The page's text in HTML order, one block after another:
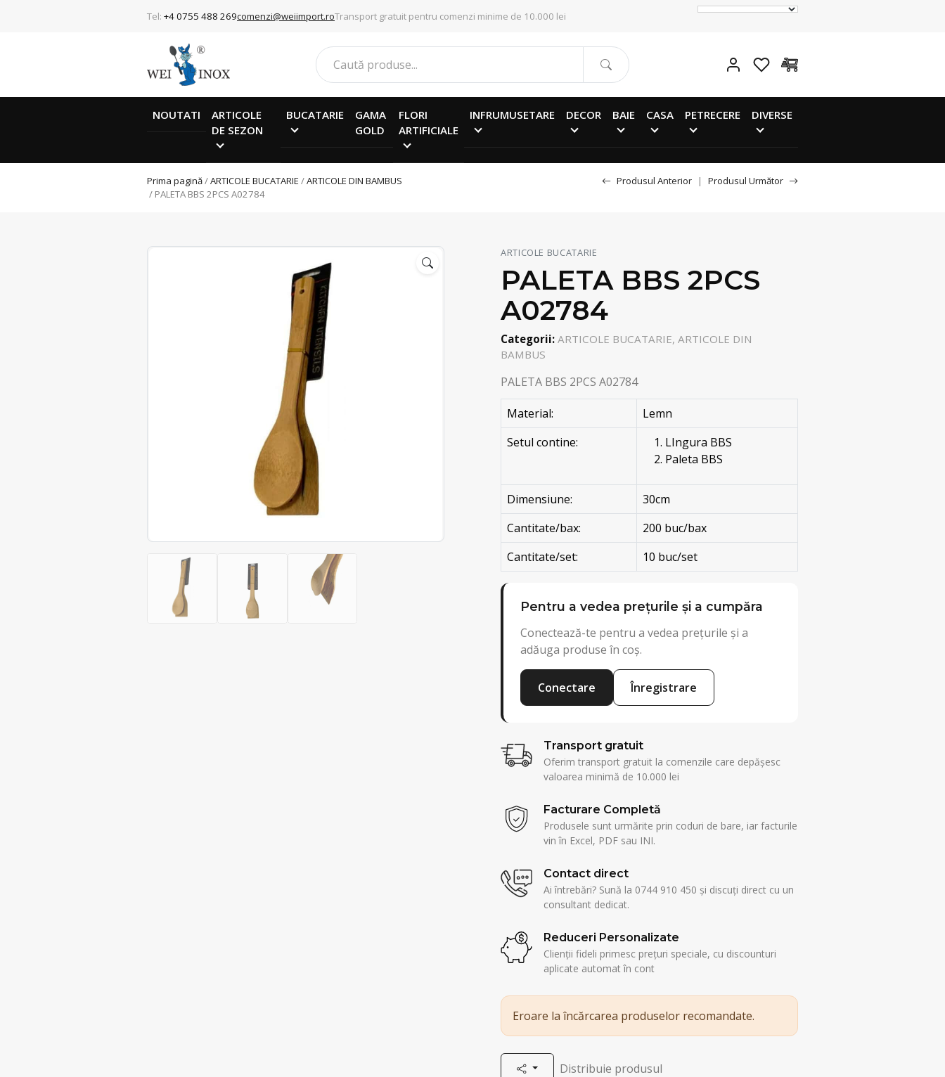
Tel: +4 0755 488 269comenzi@weiimport.roTransport gratuit pentru comenzi minime de 10.000 lei
NOUTATI
ARTICOLE
DE SEZON
BUCATARIE
GAMA
GOLD
FLORI
ARTIFICIALE
INFRUMUSETARE DECOR BAIE CASA PETRECERE DIVERSE
Prima pagină/ARTICOLE BUCATARIE /ARTICOLE DIN BAMBUS
/ PALETA BBS 2PCS A02784
Produsul Anterior | Produsul Următor
ARTICOLE BUCATARIE
PALETA BBS 2PCS
A02784
Categorii: ARTICOLE BUCATARIE, ARTICOLE DIN
BAMBUS
PALETA BBS 2PCS A02784
Material:
Lemn
Setul contine:
LIngura BBS
Paleta BBS
Dimensiune:
30cm
Cantitate/bax:
200 buc/bax
Cantitate/set:
10 buc/set
Pentru a vedea prețurile și a cumpăra
Conectează-te pentru a vedea prețurile și a
adăuga produse în coș.
Conectare Înregistrare
Transport gratuit
Oferim transport gratuit la comenzile care depășesc
valoarea minimă de 10.000 lei
Facturare Completă
Produsele sunt urmărite prin coduri de bare, iar facturile
vin în Excel, PDF sau INI.
Contact direct
Ai întrebări? Sună la 0744 910 450 și discuți direct cu un
consultant dedicat.
Reduceri Personalizate
Clienții fideli primesc prețuri speciale, cu discounturi
aplicate automat în cont
Eroare la încărcarea produselor recomandate.
Distribuie produsul